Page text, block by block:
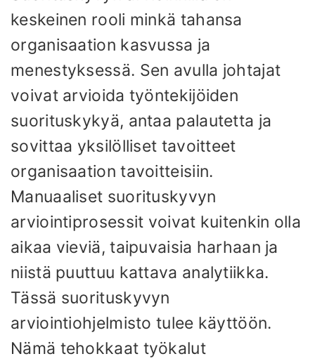
keskeinen rooli minkä tahansa
organisaation kasvussa ja
menestyksessä. Sen avulla johtajat
voivat arvioida työntekijöiden
suorituskykyä, antaa palautetta ja
sovittaa yksilölliset tavoitteet
organisaation tavoitteisiin.
Manuaaliset suorituskyvyn
arviointiprosessit voivat kuitenkin olla
aikaa vieviä, taipuvaisia ​​harhaan ja
niistä puuttuu kattava analytiikka.
Tässä suorituskyvyn
arviointiohjelmisto tulee käyttöön.
Nämä tehokkaat työkalut